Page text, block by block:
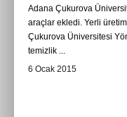
Adana Çukurova
araçlar ekledi. Yerli
Çukurova Üniversitesi
temizlik ...
6 Ocak 2015